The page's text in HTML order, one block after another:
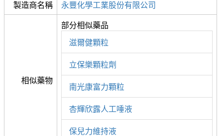
製造商名稱 永豐化學工業股份有限公司
相似藥物
部分相似藥品
滋爾健顆粒
立保樂顆粒劑
南光康富力顆粒
杏輝欣露人工唾液
保兒力維持液